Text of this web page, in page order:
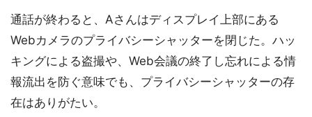
通話が終わると、Aさんはディスプレイ上部にある
Webカメラのプライバシーシャッターを閉じた。ハッ
キングによる盗撮や、Web会議の終了し忘れによる情
報流出を防ぐ意味でも、プライバシーシャッターの存
在はありがたい。